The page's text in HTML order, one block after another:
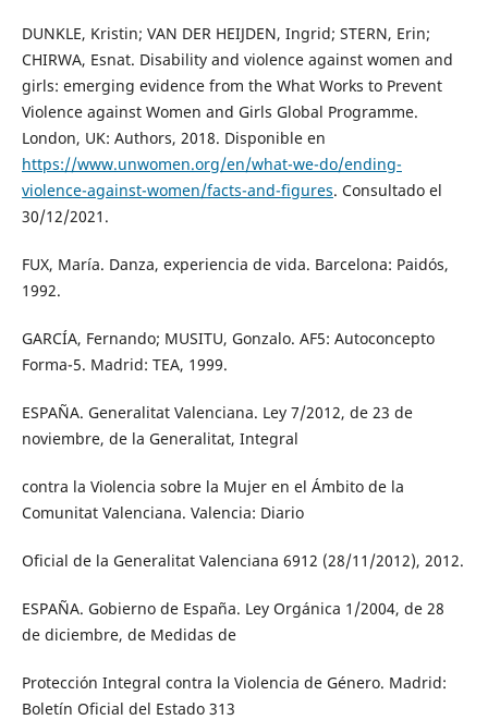
DUNKLE, Kristin; VAN DER HEIJDEN, Ingrid; STERN, Erin;
CHIRWA, Esnat. Disability and violence against women and
girls: emerging evidence from the What Works to Prevent
Violence against Women and Girls Global Programme.
London, UK: Authors, 2018. Disponible en
https://www.unwomen.org/en/what-we-do/ending-
violence-against-women/facts-and-figures. Consultado el
30/12/2021.
FUX, María. Danza, experiencia de vida. Barcelona: Paidós,
1992.
GARCÍA, Fernando; MUSITU, Gonzalo. AF5: Autoconcepto
Forma-5. Madrid: TEA, 1999.
ESPAÑA. Generalitat Valenciana. Ley 7/2012, de 23 de
noviembre, de la Generalitat, Integral
contra la Violencia sobre la Mujer en el Ámbito de la
Comunitat Valenciana. Valencia: Diario
Oficial de la Generalitat Valenciana 6912 (28/11/2012), 2012.
ESPAÑA. Gobierno de España. Ley Orgánica 1/2004, de 28
de diciembre, de Medidas de
Protección Integral contra la Violencia de Género. Madrid:
Boletín Oficial del Estado 313